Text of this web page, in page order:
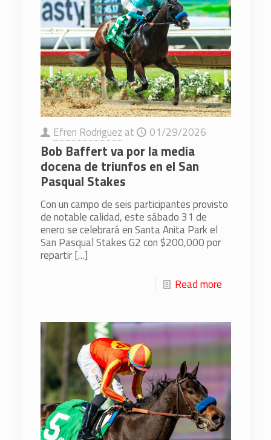
Efren Rodriguez at 01/29/2026
Bob Baffert va por la media
docena de triunfos en el San
Pasqual Stakes
Con un campo de seis participantes provisto
de notable calidad, este sábado 31 de
enero se celebrará en Santa Anita Park el
San Pasqual Stakes G2 con $200,000 por
repartir[…]
Read more